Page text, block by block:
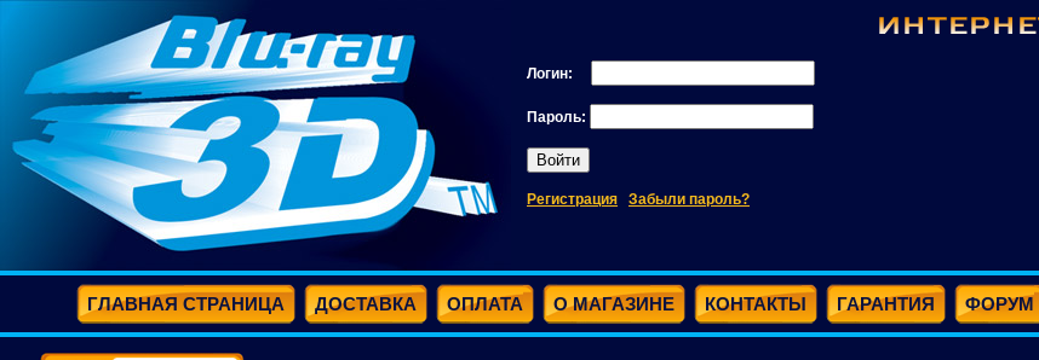
Логин:
Пароль:
Регистрация Забыли пароль?
ГЛАВНАЯ СТРАНИЦА ДОСТАВКА ОПЛАТА О МАГАЗИНЕ КОНТАКТЫ ГАРАНТИЯ ФОРУМ